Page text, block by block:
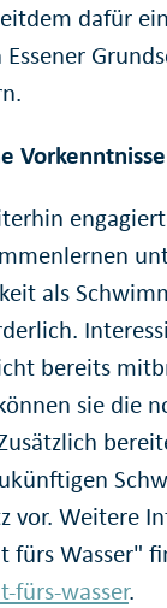
dafür
als
bereits
sie die
vor. Weitere
Wasser"
fürs-wasser.